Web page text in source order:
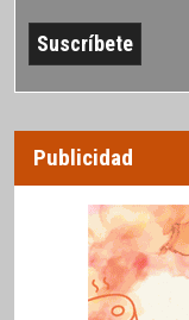
Publicidad